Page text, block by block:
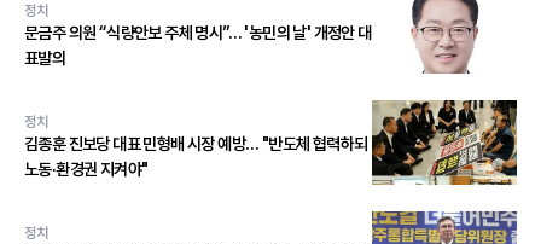
정치
문금주 의원 “식량안보 주체 명시”… '농민의 날' 개정안 대
표발의
정치
김종훈 진보당 대표 민형배 시장 예방… "반도체 협력하되
노동·환경권 지켜야"
정치